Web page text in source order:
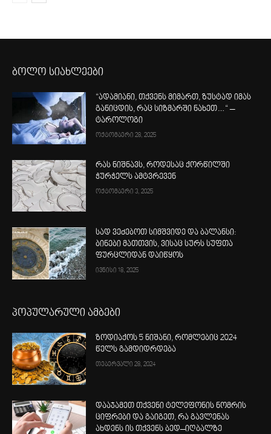
ბოლო სიახლეები
“ადამიანი, თქვენს მიმართ, ზუსტად იმას
განიცდის, რაც სიზმარში ნახეთ…“ –
ტაროლოგი
ოქტომბერი 28, 2025
რას ნიშნავს, როდესაც ქორწილში
ჭურჭელს ამტვრევენ
ოქტომბერი 3, 2025
სად ვეძებოთ სიმშვიდე და ბალანსი:
ბინები მათთვის, ვისაც სურს სუფთა
ფურცლიდან დაიწყოს
ივნისი 18, 2025
პოპულარული ამბები
ზოდიაქოს 5 ნიშანი, რომლებიც 2024
წელს გამდიდრდება
თებერვალი 28, 2024
დააჯამეთ თქვენი ტელეფონის ნომრის
ციფრები და გაიგეთ, რა გავლენას
ახდენს ის თქვენს ბედ–იღბალზე